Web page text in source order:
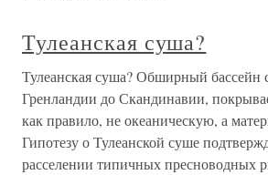
Тулеанская суша?
Тулеанская суша? Обширный бассейн
Гренландии до Скандинавии,
как правило, не океаническую, а
Гипотезу о Тулеанской суше
расселении типичных пресноводных